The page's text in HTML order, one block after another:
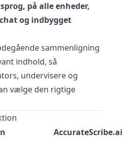
på alle enheder,
og indbygget
sammenligning
indhold, så
undervisere og
vælge den rigtige
AccurateScribe.ai